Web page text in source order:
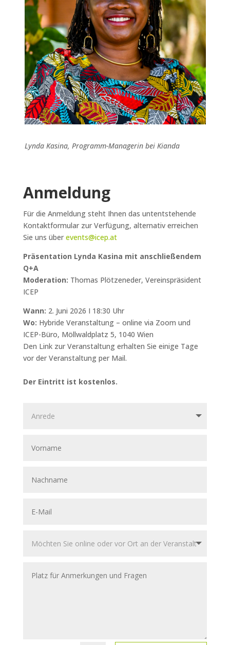
Lynda Kasina, Programm-Managerin bei Kianda
Anmeldung
Für die Anmeldung steht Ihnen das untentstehende
Kontaktformular zur Verfügung, alternativ erreichen
Sie uns über events@icep.at
Präsentation Lynda Kasina mit anschließendem
Q+A
Moderation: Thomas Plötzeneder, Vereinspräsident
ICEP
Wann: 2. Juni 2026 I 18:30 Uhr
Wo: Hybride Veranstaltung – online via Zoom und
ICEP-Büro, Möllwaldplatz 5, 1040 Wien
Den Link zur Veranstaltung erhalten Sie einige Tage
vor der Veranstaltung per Mail.
Der Eintritt ist kostenlos.